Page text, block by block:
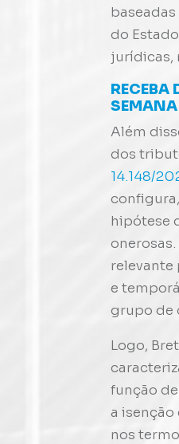
do
jurídicas,
RECEBA
Além
dos
14.148/
hipótese
relevante
e
grupo de
Logo,
função
a
nos